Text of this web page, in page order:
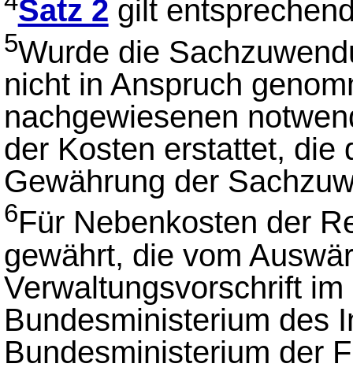
Satz 2 gilt
5Wurde die
nicht in Anspruch
nachgewiesenen
der Kosten erstattet, die
Gewährung der
6Für Nebenkosten der
gewährt, die vom
Verwaltungsvorschrift
Bundesministerium des
Bundesministerium der